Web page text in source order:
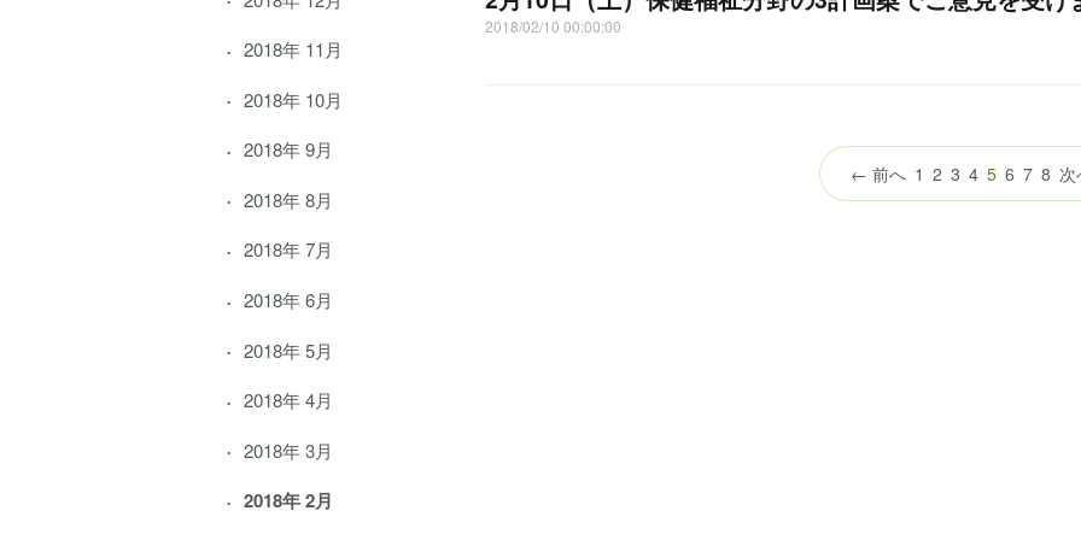
2018年 11月
2018年 10月
2018年 9月
2018年 8月
2018年 7月
2018年 6月
2018年 5月
2018年 4月
2018年 3月
2018年 2月
2018/02/10 00:00:00
← 前へ 1 2 3 4 5（こ
の
6 7 8